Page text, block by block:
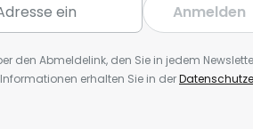
Anmelden
den Abmeldelink, den Sie in jedem
Informationen erhalten Sie in der